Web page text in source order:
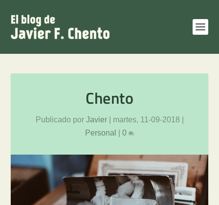
Chento
Publicado por Javier| martes, 11-09-2018
Personal
0